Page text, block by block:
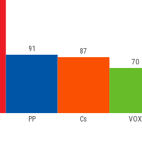
PP Cs VOX
91
87
70